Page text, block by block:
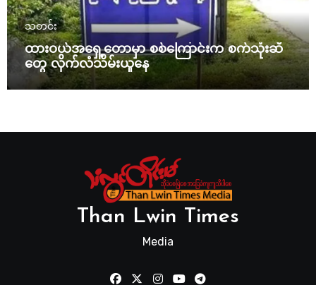
သတင်း
ထားဝယ်အရှေ့တောမှာ စစ်ကြောင်းက စက်သုံးဆီ
တွေ လိုက်လံသိမ်းယူနေ
Than Lwin Times
Media